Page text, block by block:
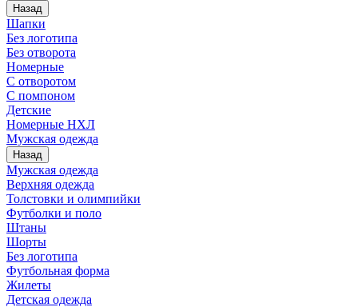
Назад
Шапки
Без логотипа
Без отворота
Номерные
С отворотом
С помпоном
Детские
Номерные НХЛ
Мужская одежда
Назад
Мужская одежда
Верхняя одежда
Толстовки и олимпийки
Футболки и поло
Штаны
Шорты
Без логотипа
Футбольная форма
Жилеты
Детская одежда